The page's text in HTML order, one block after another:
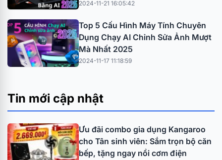
2024-11-21 16:05:42
Top 5 Cấu Hình Máy Tính Chuyên
Dụng Chạy AI Chỉnh Sửa Ảnh Mượt
Mà Nhất 2025
2024-11-17 11:18:59
Tin mới cập nhật
Ưu đãi combo gia dụng Kangaroo
cho Tân sinh viên: Sắm trọn bộ căn
bếp, tặng ngay nồi cơm điện